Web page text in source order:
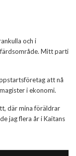
och i
Mitt parti
att nå
i ekonomi.
där mina föräldrar
jag flera år i Kaitans